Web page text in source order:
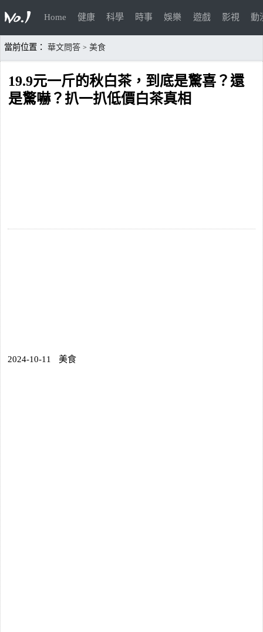
Home 健康 科學 時事 娛樂 遊戲 影視 動
當前位置： 華文問答 > 美食
19.9元一斤的秋白茶，到底是驚喜？還
是驚嚇？扒一扒低價白茶真相
2024-10-11 美食